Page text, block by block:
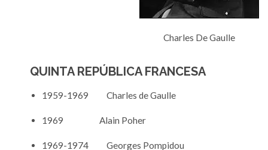
Charles De Gaulle
QUINTA REPÚBLICA FRANCESA
1959-1969 Charles de Gaulle
1969 Alain Poher
1969-1974 Georges Pompidou